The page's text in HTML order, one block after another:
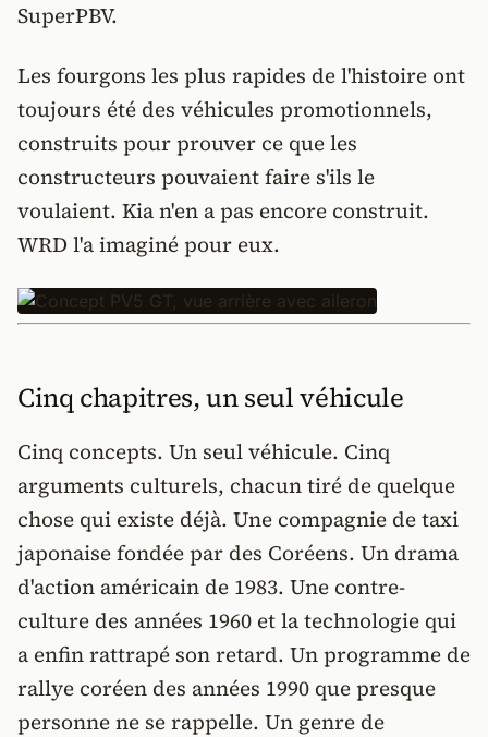
SuperPBV.
Les fourgons les plus rapides de l'histoire ont
toujours été des véhicules promotionnels,
construits pour prouver ce que les
constructeurs pouvaient faire s'ils le
voulaient. Kia n'en a pas encore construit.
WRD l'a imaginé pour eux.
Cinq chapitres, un seul véhicule
Cinq concepts. Un seul véhicule. Cinq
arguments culturels, chacun tiré de quelque
chose qui existe déjà. Une compagnie de taxi
japonaise fondée par des Coréens. Un drama
d'action américain de 1983. Une contre-
culture des années 1960 et la technologie qui
a enfin rattrapé son retard. Un programme de
rallye coréen des années 1990 que presque
personne ne se rappelle. Un genre de